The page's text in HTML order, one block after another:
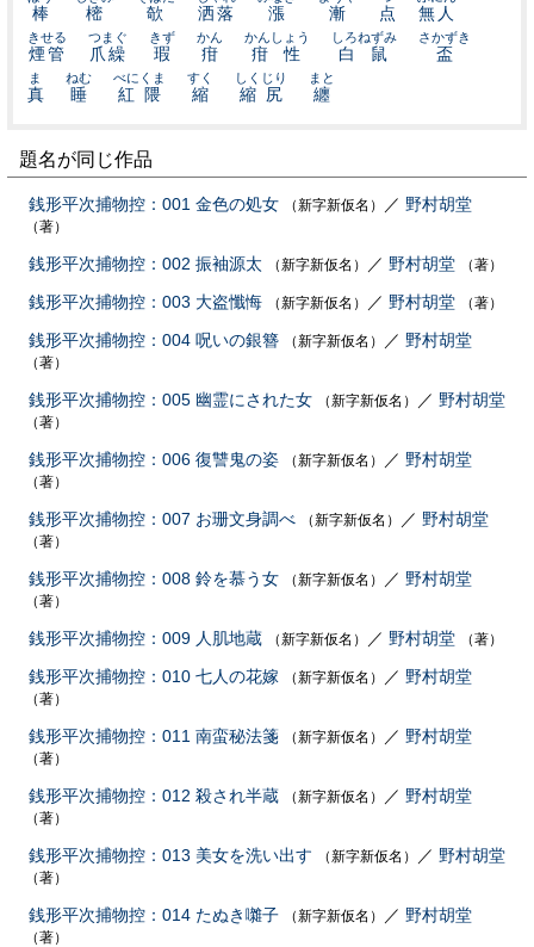
棒 樒 欹 洒落 漲 漸 点 無人
煙管
きせる
爪繰
つまぐ
瑕
きず
疳
かん
疳性
かんしょう
白鼠
しろねずみ
盃
さかずき
真
ま
睡
ねむ
紅隈
べにくま
縮
すく
縮尻
しくじり
纏
まと
題名が同じ作品
銭形平次捕物控：001 金色の処女 （新字新仮名） ／ 野村胡堂
（著）
銭形平次捕物控：002 振袖源太 （新字新仮名） ／ 野村胡堂 （著）
銭形平次捕物控：003 大盗懺悔 （新字新仮名） ／ 野村胡堂 （著）
銭形平次捕物控：004 呪いの銀簪 （新字新仮名） ／ 野村胡堂
（著）
銭形平次捕物控：005 幽霊にされた女 （新字新仮名） ／ 野村胡堂
（著）
銭形平次捕物控：006 復讐鬼の姿 （新字新仮名） ／ 野村胡堂
（著）
銭形平次捕物控：007 お珊文身調べ （新字新仮名） ／ 野村胡堂
（著）
銭形平次捕物控：008 鈴を慕う女 （新字新仮名） ／ 野村胡堂
（著）
銭形平次捕物控：009 人肌地蔵 （新字新仮名） ／ 野村胡堂 （著）
銭形平次捕物控：010 七人の花嫁 （新字新仮名） ／ 野村胡堂
（著）
銭形平次捕物控：011 南蛮秘法箋 （新字新仮名） ／ 野村胡堂
（著）
銭形平次捕物控：012 殺され半蔵 （新字新仮名） ／ 野村胡堂
（著）
銭形平次捕物控：013 美女を洗い出す （新字新仮名） ／ 野村胡堂
（著）
銭形平次捕物控：014 たぬき囃子 （新字新仮名） ／ 野村胡堂
（著）